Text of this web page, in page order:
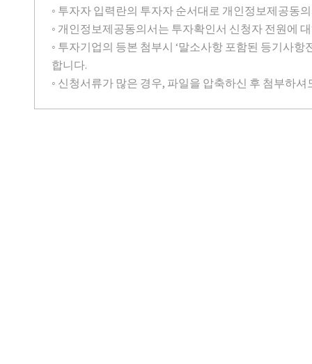
◦ 투자자 입력란의 투자자 순서대로 개인정보제공동
◦ 개인정보제공동의서는 투자확인서 신청자 전원에
◦ 투자기업의 등본 첨부시 ‘말소사항 포함된 등기사
합니다.
◦ 신청서류가 많은 경우, 파일을 압축하신 후 첨부하셔